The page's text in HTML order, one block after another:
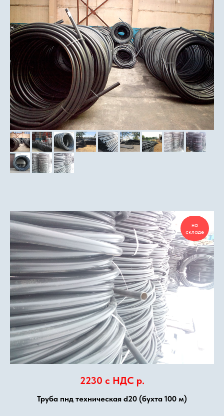
на
складе
2230 с НДС р.
Труба пнд техническая d20 (бухта 100 м)